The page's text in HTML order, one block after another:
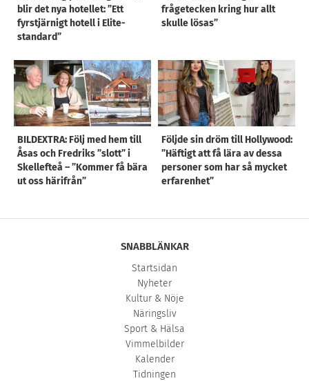
blir det nya hotellet: ”Ett
fyrstjärnigt hotell i Elite-
standard”
frågetecken kring hur allt
skulle lösas”
BILDEXTRA: Följ med hem till
Åsas och Fredriks ”slott” i
Skellefteå – ”Kommer få bära
ut oss härifrån”
Följde sin dröm till Hollywood:
”Häftigt att få lära av dessa
personer som har så mycket
erfarenhet”
SNABBLÄNKAR
Startsidan
Nyheter
Kultur & Nöje
Näringsliv
Sport & Hälsa
Vimmelbilder
Kalender
Tidningen